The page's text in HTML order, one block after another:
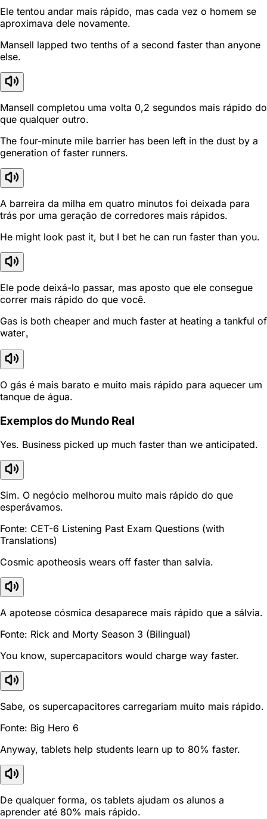
Ele tentou andar mais rápido, mas cada vez o homem se
aproximava dele novamente.
Mansell lapped two tenths of a second faster than anyone
else.
Mansell completou uma volta 0,2 segundos mais rápido do
que qualquer outro.
The four-minute mile barrier has been left in the dust by a
generation of faster runners.
A barreira da milha em quatro minutos foi deixada para
trás por uma geração de corredores mais rápidos.
He might look past it, but I bet he can run faster than you.
Ele pode deixá-lo passar, mas aposto que ele consegue
correr mais rápido do que você.
Gas is both cheaper and much faster at heating a tankful of
water。
O gás é mais barato e muito mais rápido para aquecer um
tanque de água.
Exemplos do Mundo Real
Yes. Business picked up much faster than we anticipated.
Sim. O negócio melhorou muito mais rápido do que
esperávamos.
Fonte: CET-6 Listening Past Exam Questions (with
Translations)
Cosmic apotheosis wears off faster than salvia.
A apoteose cósmica desaparece mais rápido que a sálvia.
Fonte: Rick and Morty Season 3 (Bilingual)
You know, supercapacitors would charge way faster.
Sabe, os supercapacitores carregariam muito mais rápido.
Fonte: Big Hero 6
Anyway, tablets help students learn up to 80% faster.
De qualquer forma, os tablets ajudam os alunos a
aprender até 80% mais rápido.